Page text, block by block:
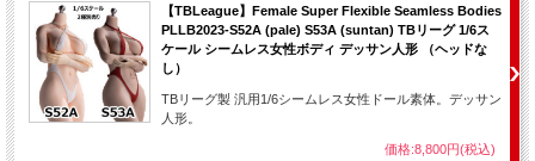
【TBLeague】Female Super Flexible Seamless Bodies
PLLB2023-S52A (pale) S53A (suntan) TBリーグ 1/6ス
ケール シームレス女性ボディ デッサン人形 （ヘッドな
し）
TBリーグ製 汎用1/6シームレス女性ドール素体。デッサン
人形。
価格:8,800円(税込)